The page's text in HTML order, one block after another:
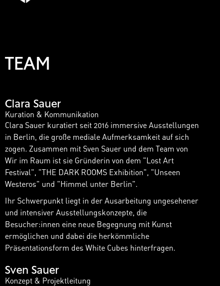
TEAM
Clara Sauer
Kuration & Kommunikation
Clara Sauer kuratiert seit 2016 immersive Ausstellungen
in Berlin, die große mediale Aufmerksamkeit auf sich
zogen. Zusammen mit Sven Sauer und dem Team von
Wir im Raum ist sie Gründerin von dem "Lost Art
Festival", "THE DARK ROOMS Exhibition", "Unseen
Westeros" und "Himmel unter Berlin".
Ihr Schwerpunkt liegt in der Ausarbeitung ungesehener
und intensiver Ausstellungskonzepte, die
Besucher:innen eine neue Begegnung mit Kunst
ermöglichen und dabei die herkömmliche
Präsentationsform des White Cubes hinterfragen.
Sven Sauer
Konzept & Projektleitung